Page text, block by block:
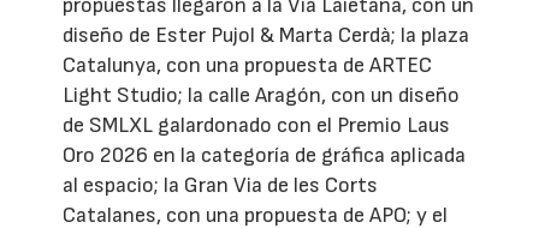
propuestas llegaron a la Via Laietana, con un
diseño de Ester Pujol & Marta Cerdà; la plaza
Catalunya, con una propuesta de ARTEC
Light Studio; la calle Aragón, con un diseño
de SMLXL galardonado con el Premio Laus
Oro 2026 en la categoría de gráfica aplicada
al espacio; la Gran Via de les Corts
Catalanes, con una propuesta de APO; y el